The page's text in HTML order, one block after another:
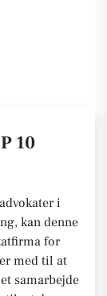
10
i
kan denne
for
med til at
samarbejde